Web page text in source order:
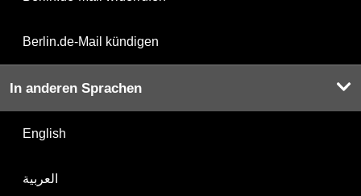
Berlin.de-Mail kündigen
In anderen Sprachen
English
العربية